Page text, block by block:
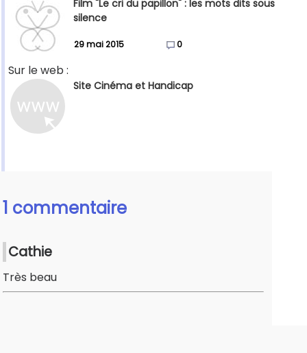
Film "Le cri du papillon" : les mots dits sous
silence
29 mai 2015 0
Sur le web :
Site Cinéma et Handicap
1 commentaire
Cathie
Très beau